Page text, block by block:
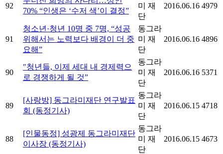
92
70% “인생은 ‘수저 색’이 결정”
미 재
단
2016.06.16 4979
91
청소년·청년 10명 중 7명, “성공
위해서는 노력보다 배경이 더 중
요해”
동그라
미 재
단
2016.06.16 4896
90
″청년들, 이제 세대 내 경제력으
로 경쟁하게 될 것”
동그라
미 재
단
2016.06.16 5371
89
[사랑방] 동그라미재단 연구발표
회 (동정기사)
동그라
미 재
단
2016.06.15 4718
88
[인물동정] 성광제 동그라미재단
이사장 (동정기사)
동그라
미 재
단
2016.06.15 4673